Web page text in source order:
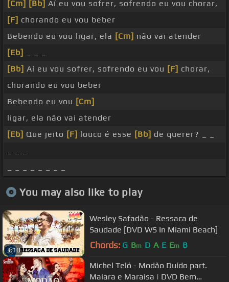
[Cm] [Bb] Aí eu vou sofrer, sofrendo eu vou chorar,
[F] chorando eu vou beber
Bebendo eu vou ligar, ela [Cm] não vai atender
[Eb]
[Bb] Aí eu vou sofrer, sofrendo eu vou [F] chorar,
chorando eu vou beber
Bebendo eu vou [Cm]
ligar, ela não vai atender
[Eb] Que jeito [F] louco é esse [Bb] de querer? _ _
You may also like to play
3:10
Wesley Safadão - Ressaca de
Saudade [DVD WS In Miami Beach]
Chords: G Bm D A E Em B
Michel Teló - Modão Duído part.
Maiara e Maraisa | DVD Bem